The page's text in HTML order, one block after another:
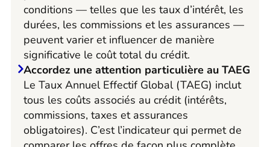
conditions — telles que les taux d’intérêt, les
durées, les commissions et les assurances —
peuvent varier et influencer de manière
significative le coût total du crédit.
Accordez une attention particulière au TAEG
Le Taux Annuel Effectif Global (TAEG) inclut
tous les coûts associés au crédit (intérêts,
commissions, taxes et assurances
obligatoires). C’est l’indicateur qui permet de